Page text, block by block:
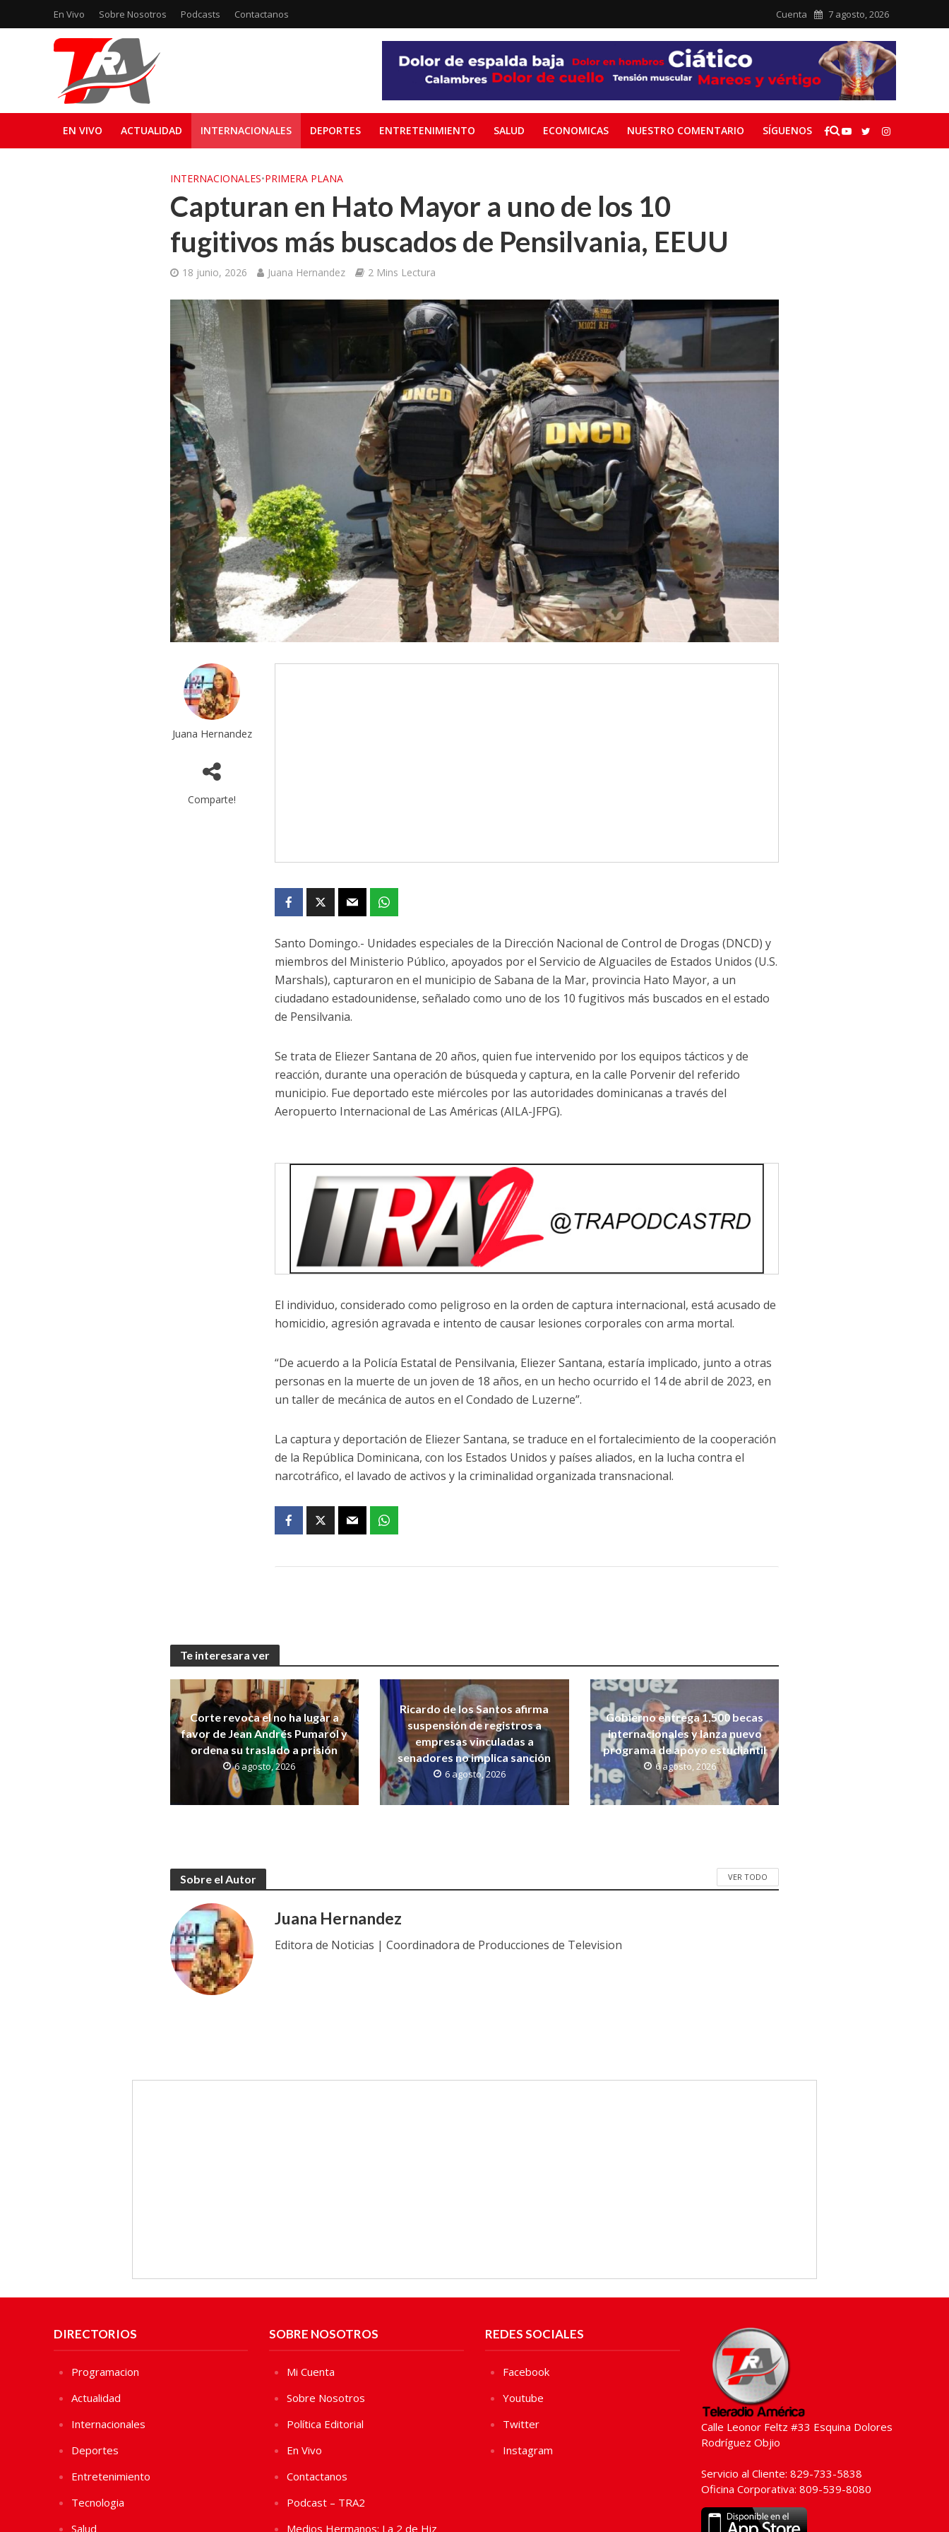
En Vivo Sobre Nosotros Podcasts Contactanos Cuenta 7 agosto, 2026
EN VIVO ACTUALIDAD INTERNACIONALES DEPORTES ENTRETENIMIENTO SALUD ECONOMICAS NUESTRO COMENTARIO SÍGUENOS
INTERNACIONALES•PRIMERA PLANA
Capturan en Hato Mayor a uno de los 10
fugitivos más buscados de Pensilvania, EEUU
18 junio, 2026 Juana Hernandez 2 Mins Lectura
Juana Hernandez
Comparte!
Santo Domingo.- Unidades especiales de la Dirección Nacional de Control de Drogas (DNCD) y
miembros del Ministerio Público, apoyados por el Servicio de Alguaciles de Estados Unidos (U.S.
Marshals), capturaron en el municipio de Sabana de la Mar, provincia Hato Mayor, a un
ciudadano estadounidense, señalado como uno de los 10 fugitivos más buscados en el estado
de Pensilvania.
Se trata de Eliezer Santana de 20 años, quien fue intervenido por los equipos tácticos y de
reacción, durante una operación de búsqueda y captura, en la calle Porvenir del referido
municipio. Fue deportado este miércoles por las autoridades dominicanas a través del
Aeropuerto Internacional de Las Américas (AILA-JFPG).
El individuo, considerado como peligroso en la orden de captura internacional, está acusado de
homicidio, agresión agravada e intento de causar lesiones corporales con arma mortal.
“De acuerdo a la Policía Estatal de Pensilvania, Eliezer Santana, estaría implicado, junto a otras
personas en la muerte de un joven de 18 años, en un hecho ocurrido el 14 de abril de 2023, en
un taller de mecánica de autos en el Condado de Luzerne”.
La captura y deportación de Eliezer Santana, se traduce en el fortalecimiento de la cooperación
de la República Dominicana, con los Estados Unidos y países aliados, en la lucha contra el
narcotráfico, el lavado de activos y la criminalidad organizada transnacional.
Te interesara ver
Corte revoca el no ha lugar a
favor de Jean Andrés Pumarol y
ordena su traslado a prisión
6 agosto, 2026
Ricardo de los Santos afirma
suspensión de registros a
empresas vinculadas a
senadores no implica sanción
6 agosto, 2026
Gobierno entrega 1,500 becas
internacionales y lanza nuevo
programa de apoyo estudiantil
6 agosto, 2026
Sobre el Autor VER TODO
Juana Hernandez
Editora de Noticias | Coordinadora de Producciones de Television
DIRECTORIOS
Programacion
Actualidad
Internacionales
Deportes
Entretenimiento
Tecnologia
Salud
SOBRE NOSOTROS
Mi Cuenta
Sobre Nosotros
Política Editorial
En Vivo
Contactanos
Podcast – TRA2
Medios Hermanos: La 2 de Hiz
REDES SOCIALES
Facebook
Youtube
Twitter
Instagram
Calle Leonor Feltz #33 Esquina Dolores
Rodríguez Objio
Servicio al Cliente: 829-733-5838
Oficina Corporativa: 809-539-8080